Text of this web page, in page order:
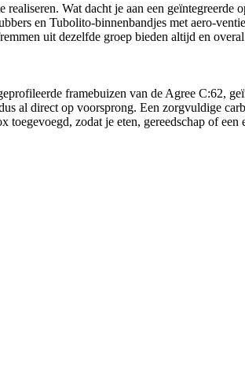
Wat dacht je aan een geïntegreerde
en Tubolito-binnenbandjes met aero-
uit dezelfde groep bieden altijd en
framebuizen van de Agree C:62,
al direct op voorsprong. Een zorgvuldige
zodat je eten, gereedschap of